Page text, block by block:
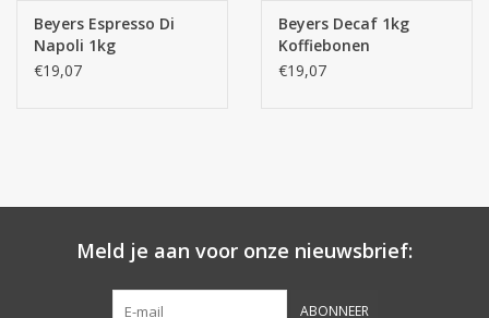
Cleaning-producten
Verpakking
Kantoorbenodigdheden
Beyers Espresso Di
Napoli 1kg
Koffiebonen
€19,07
Beyers Decaf 1kg
Koffiebonen
€19,07
Meld je aan voor onze nieuwsbrief:
ABONNEER